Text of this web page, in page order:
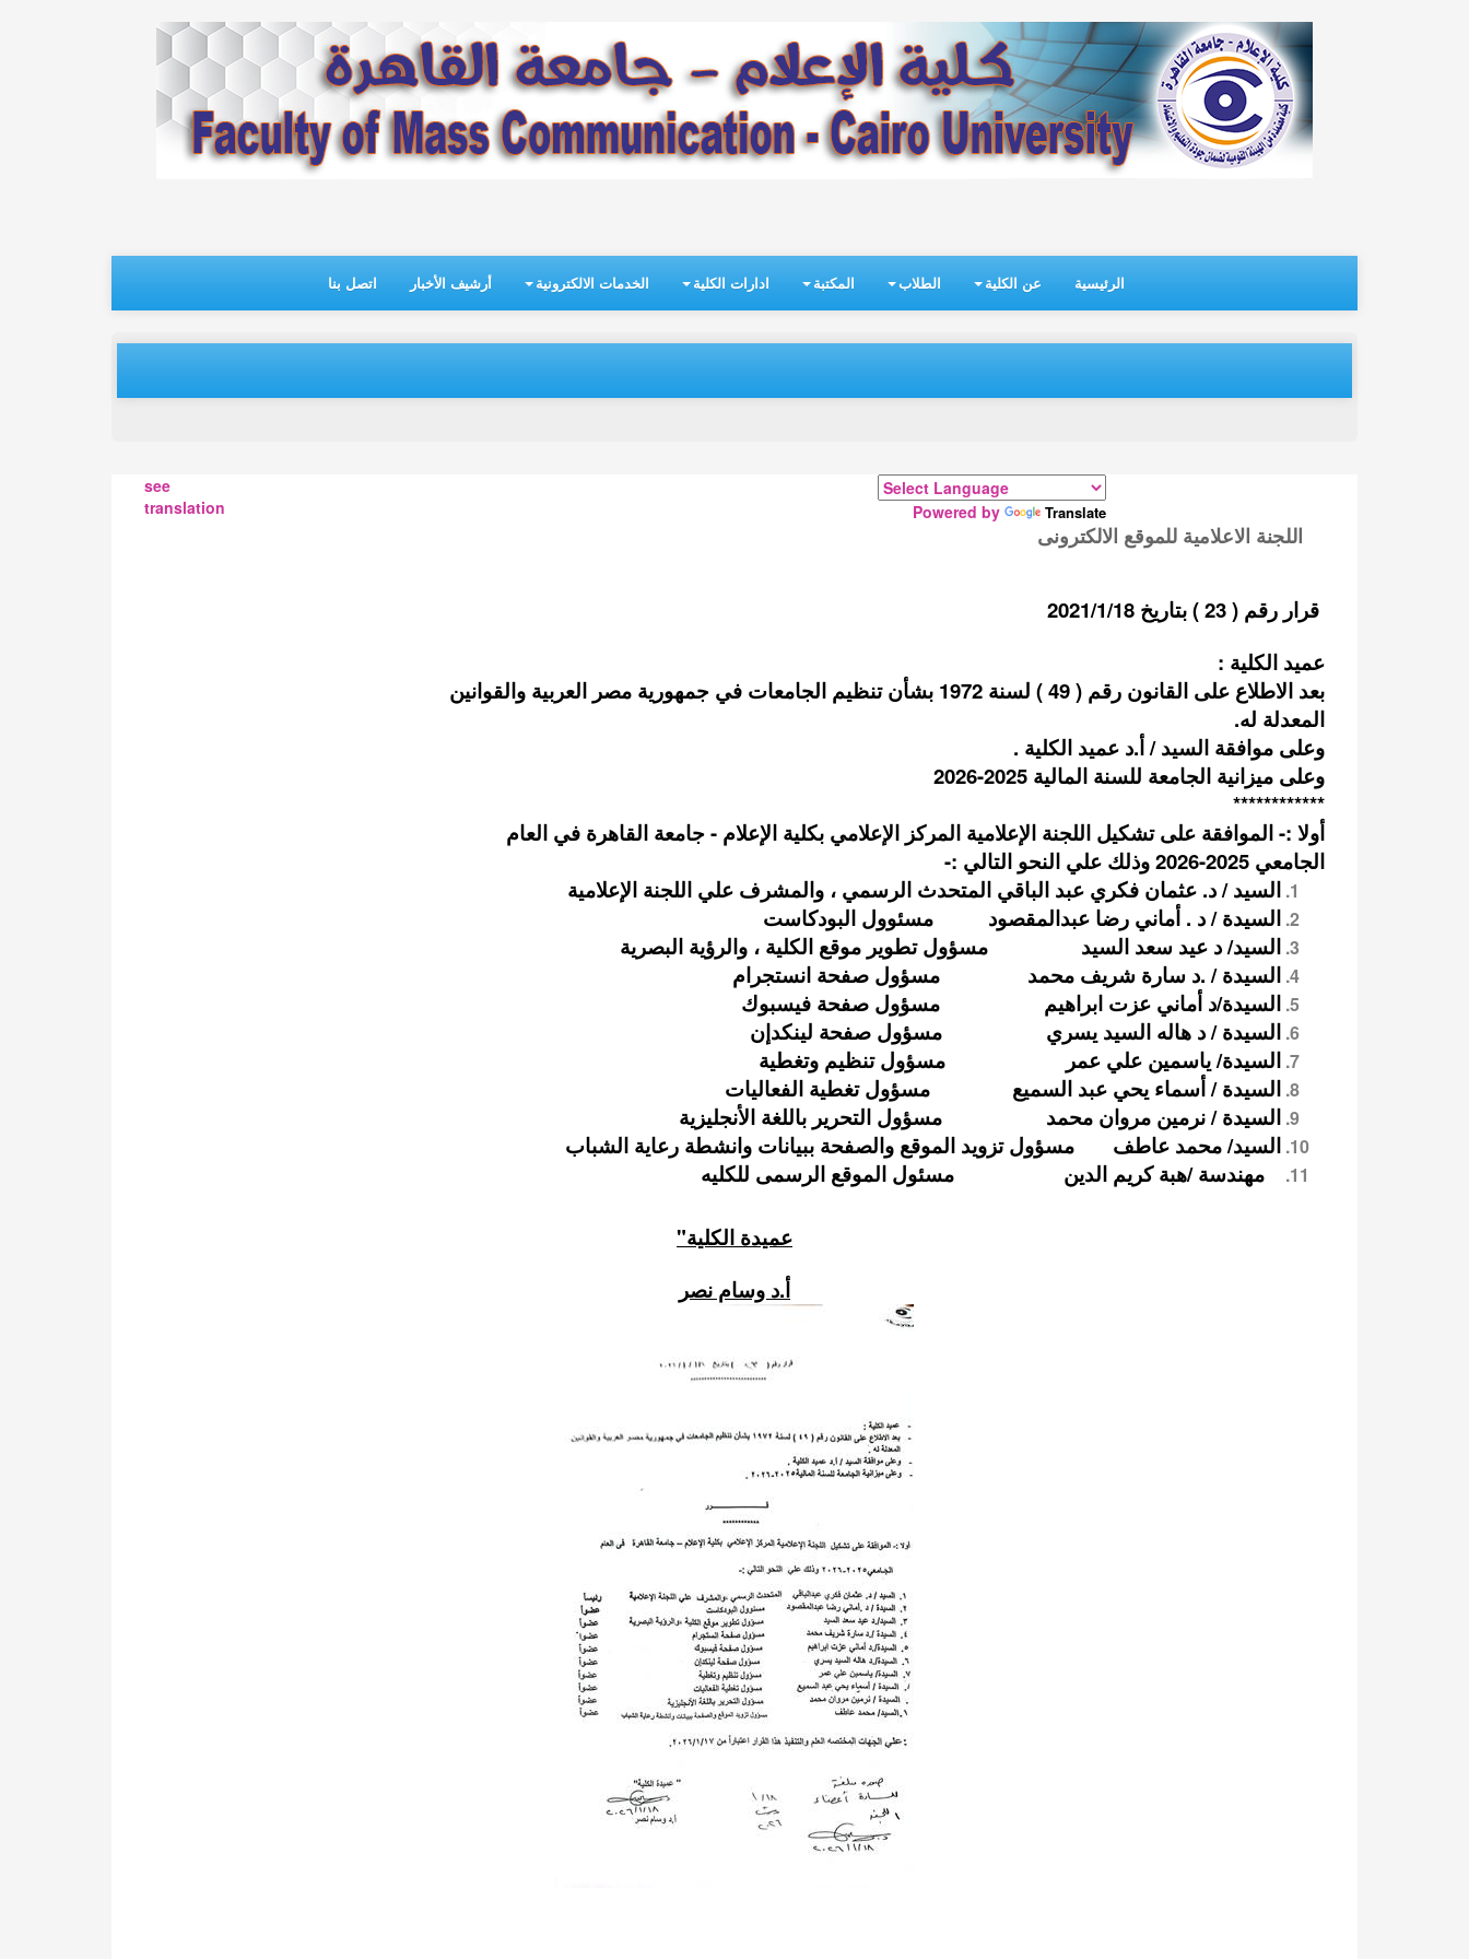
الرئيسية عن الكلية الطلاب المكتبة ادارات الكلية الخدمات الالكترونية أرشيف الأخبار اتصل بنا
Powered by Translate
see
translation
اللجنة الاعلامية للموقع الالكترونى
قرار رقم ( 23 ) بتاريخ 2021/1/18
عميد الكلية :
بعد الاطلاع على القانون رقم ( 49 ) لسنة 1972 بشأن تنظيم الجامعات في جمهورية مصر العربية والقوانين
المعدلة له.
وعلى موافقة السيد / أ.د عميد الكلية .
وعلى ميزانية الجامعة للسنة المالية 2025-2026
************
أولا :- الموافقة على تشكيل اللجنة الإعلامية المركز الإعلامي بكلية الإعلام - جامعة القاهرة في العام
الجامعي 2025-2026 وذلك علي النحو التالي :-
السيد / د. عثمان فكري عبد الباقي المتحدث الرسمي ، والمشرف علي اللجنة الإعلامية
السيدة / د . أماني رضا عبدالمقصود مسئوول البودكاست
السيد/ د عيد سعد السيد مسؤول تطوير موقع الكلية ، والرؤية البصرية
السيدة / .د سارة شريف محمد مسؤول صفحة انستجرام
السيدة/د أماني عزت ابراهيم مسؤول صفحة فيسبوك
السيدة / د هاله السيد يسري مسؤول صفحة لينكدإن
السيدة/ ياسمين علي عمر مسؤول تنظيم وتغطية
السيدة / أسماء يحي عبد السميع مسؤول تغطية الفعاليات
السيدة / نرمين مروان محمد مسؤول التحرير باللغة الأنجليزية
السيد/ محمد عاطف مسؤول تزويد الموقع والصفحة ببيانات وانشطة رعاية الشباب
مهندسة /هبة كريم الدين مسئول الموقع الرسمى للكليه
عميدة الكلية"
أ.د وسام نصر